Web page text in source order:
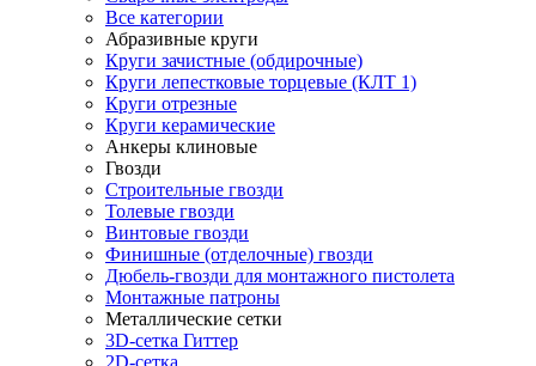
Все категории
Абразивные круги
Круги зачистные (обдирочные)
Круги лепестковые торцевые (КЛТ 1)
Круги отрезные
Круги керамические
Анкеры клиновые
Гвозди
Строительные гвозди
Толевые гвозди
Винтовые гвозди
Финишные (отделочные) гвозди
Дюбель-гвозди для монтажного пистолета
Монтажные патроны
Металлические сетки
3D-сетка Гиттер
2D-сетка